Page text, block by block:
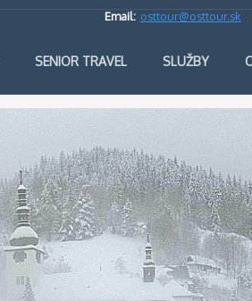
Email: osttour@osttour.sk
SENIOR TRAVEL SLUŽBY